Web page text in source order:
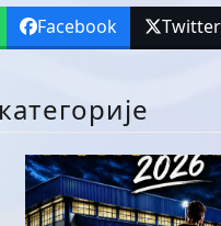
Facebook Twitter